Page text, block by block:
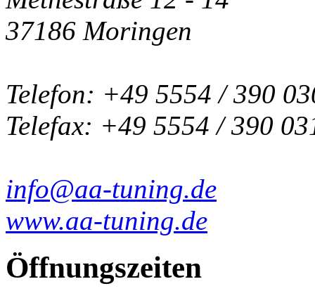
37186 Moringen
Telefon: +49 5554 / 390
Telefax: +49 5554 / 390
info@aa-tuning.de
www.aa-tuning.de
Öffnungszeiten